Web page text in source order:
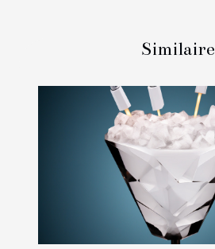
Similaire